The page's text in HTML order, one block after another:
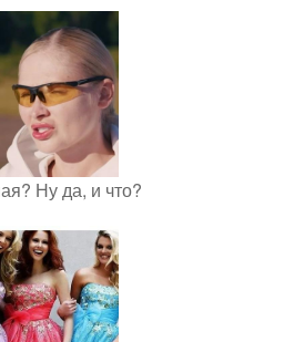
Ну да, и что?